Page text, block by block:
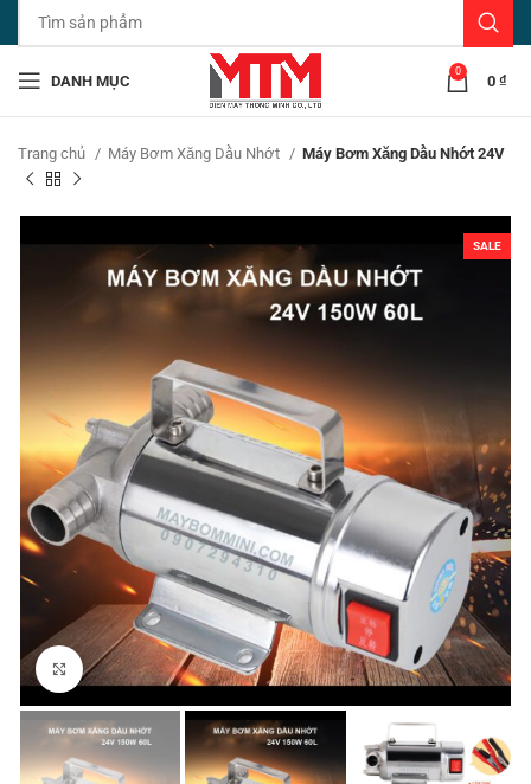
DANH MỤC
0
0 ₫
Trang chủ Máy Bơm Xăng Dầu Nhớt Máy Bơm Xăng Dầu Nhớt 24V
SALE
Click to enlarge